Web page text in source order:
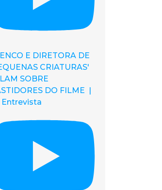
E DIRETORA DE
CRIATURAS'
SOBRE
DO FILME |
Entrevista